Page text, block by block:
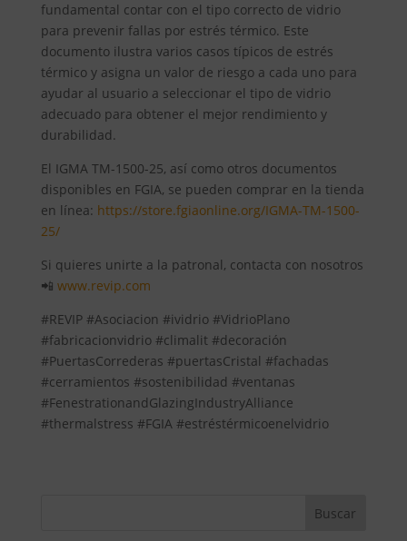
fundamental contar con el tipo correcto de vidrio
para prevenir fallas por estrés térmico. Este
documento ilustra varios casos típicos de estrés
térmico y asigna un valor de riesgo a cada uno para
ayudar al usuario a seleccionar el tipo de vidrio
adecuado para obtener el mejor rendimiento y
durabilidad.
El IGMA TM-1500-25, así como otros documentos
disponibles en FGIA, se pueden comprar en la tienda
en línea: https://store.fgiaonline.org/IGMA-TM-1500-
25/
Si quieres unirte a la patronal, contacta con nosotros
📲 www.revip.com
#REVIP #Asociacion #ividrio #VidrioPlano
#fabricacionvidrio #climalit #decoración
#PuertasCorrederas #puertasCristal #fachadas
#cerramientos #sostenibilidad #ventanas
#FenestrationandGlazingIndustryAlliance
#thermalstress #FGIA #estréstérmicoenelvidrio